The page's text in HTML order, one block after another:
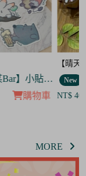
【晴天咖啡館】吊飾套組
購物車
【呷某
New
NT$
MORE